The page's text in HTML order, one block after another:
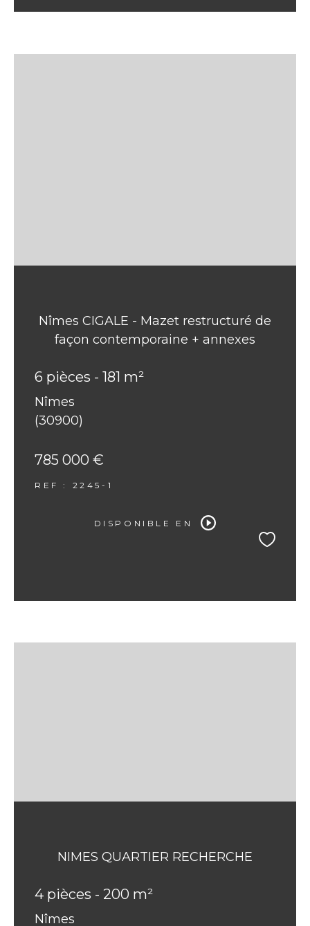
Nîmes CIGALE - Mazet restructuré de
façon contemporaine + annexes
6 pièces - 181 m²
Nîmes
(30900)
785 000 €
REF : 2245-1
DISPONIBLE EN
NIMES QUARTIER RECHERCHE
4 pièces - 200 m²
Nîmes